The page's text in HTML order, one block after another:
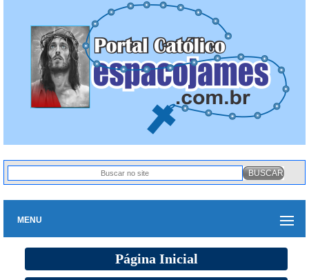
MENU
Página Inicial